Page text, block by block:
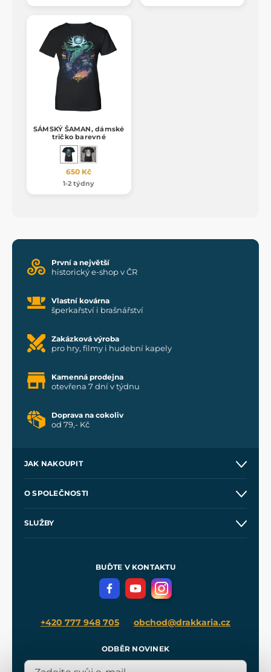
SÁMSKÝ ŠAMAN, dámské
tričko barevné
650 Kč
1-2 týdny
První a největší
historický e-shop v ČR
Vlastní kovárna
šperkařství i brašnářství
Zakázková výroba
pro hry, filmy i hudební kapely
Kamenná prodejna
otevřena 7 dní v týdnu
Doprava na cokoliv
od 79,- Kč
JAK NAKOUPIT
Velkoobchod
O SPOLEČNOSTI
SLUŽBY
Meče pro Kingdom Come
BUĎTE V KONTAKTU
+420 777 948 705 obchod@drakkaria.cz
ODBĚR NOVINEK